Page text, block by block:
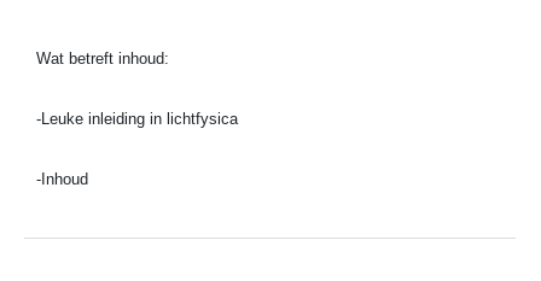
Wat betreft inhoud:
-Leuke inleiding in lichtfysica
- Inhoud